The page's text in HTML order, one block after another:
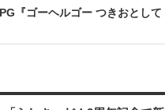
『ゴーヘルゴー つきおとして